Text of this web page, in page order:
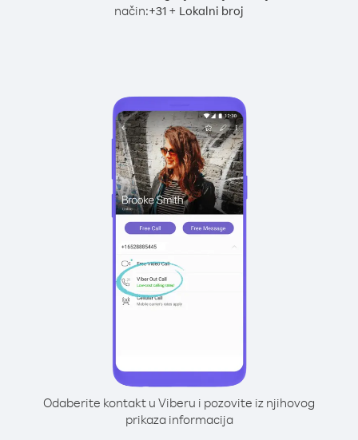
način:+31 + Lokalni broj
Odaberite kontakt u Viberu i pozovite iz njihovog
prikaza informacija